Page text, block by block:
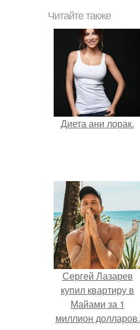
Читайте также
Диета ани лорак.
Сергей Лазарев
купил квартиру в
Майами за 1
миллион долларов.